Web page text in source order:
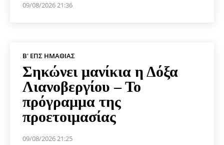
09/08/2026 21:36
Β' ΕΠΣ ΗΜΑΘΊΑΣ
Σηκώνει μανίκια η Δόξα
Λιανοβεργίου – Το
πρόγραμμα της
προετοιμασίας
09/08/2026 21:25